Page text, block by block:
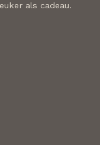
als cadeau.